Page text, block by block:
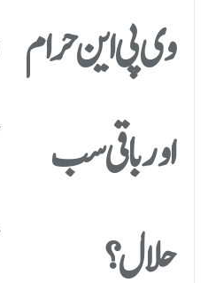
وی پی این حرام
اور باقی سب
حلال؟